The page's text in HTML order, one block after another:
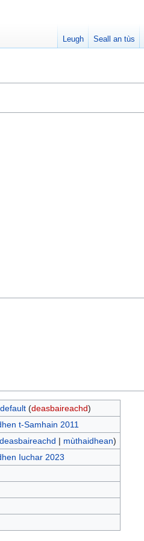
(deasbaireachd)
t-Samhain 2011
| mùthaidhean)
Iuchar 2023
Leugh Seall an tùs